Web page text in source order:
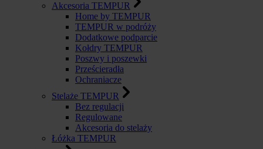
Akcesoria TEMPUR
Home by TEMPUR
TEMPUR w podróży
Dodatkowe podparcie
Kołdry TEMPUR
Poszwy i poszewki
Prześcieradła
Ochraniacze
Stelaże TEMPUR
Bez regulacji
Regulowane
Akcesoria do stelaży
Łóżka TEMPUR